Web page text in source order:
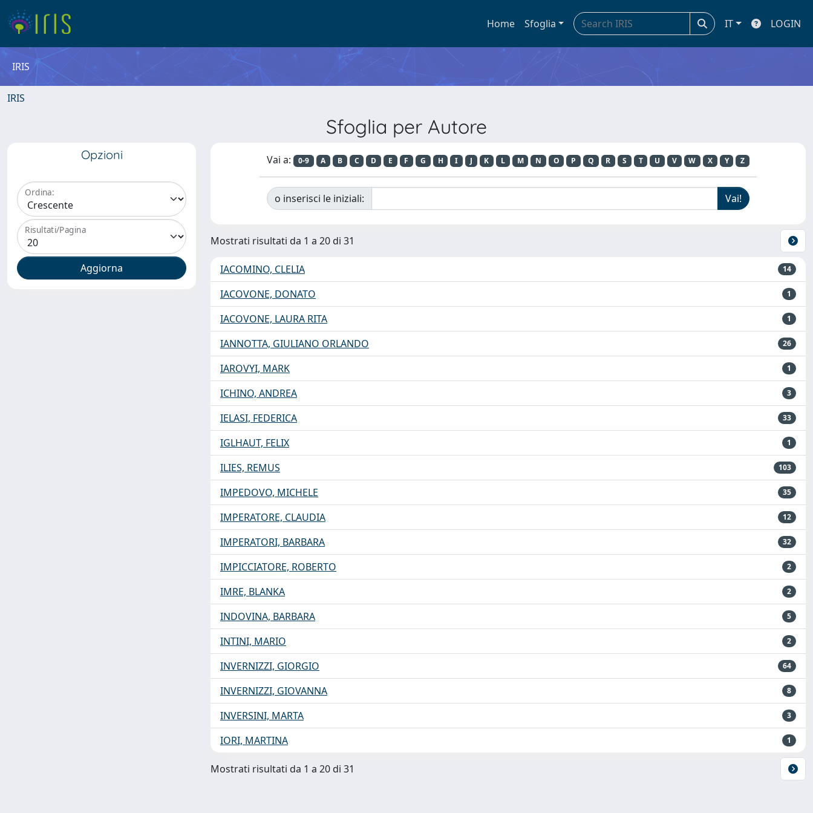
Home Sfoglia IT LOGIN
IRIS
IRIS
Sfoglia per Autore
Opzioni
Ordina:
Risultati/Pagina
Vai a: 0-9 A B C D E F G H I J K L M N O P Q R S T U V W X Y Z
o inserisci le iniziali:
Mostrati risultati da 1 a 20 di 31
IACOMINO, CLELIA 14
IACOVONE, DONATO 1
IACOVONE, LAURA RITA 1
IANNOTTA, GIULIANO ORLANDO 26
IAROVYI, MARK 1
ICHINO, ANDREA 3
IELASI, FEDERICA 33
IGLHAUT, FELIX 1
ILIES, REMUS 103
IMPEDOVO, MICHELE 35
IMPERATORE, CLAUDIA 12
IMPERATORI, BARBARA 32
IMPICCIATORE, ROBERTO 2
IMRE, BLANKA 2
INDOVINA, BARBARA 5
INTINI, MARIO 2
INVERNIZZI, GIORGIO 64
INVERNIZZI, GIOVANNA 8
INVERSINI, MARTA 3
IORI, MARTINA 1
Mostrati risultati da 1 a 20 di 31